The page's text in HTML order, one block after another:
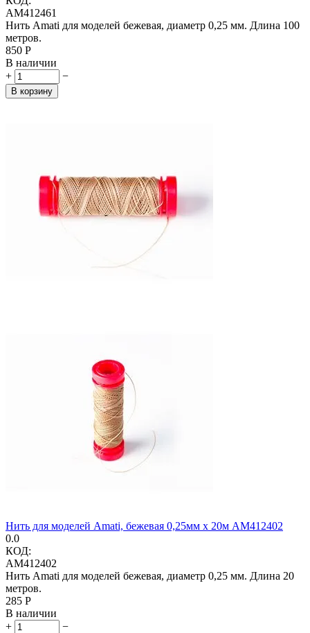
AM412461
Нить Amati для моделей бежевая, диаметр 0,25 мм. Длина 100
метров.
‍850‍ Р
В наличии
+
−
В корзину
Нить для моделей Amati, бежевая 0,25мм х 20м AM412402
0.0
КОД:
AM412402
Нить Amati для моделей бежевая, диаметр 0,25 мм. Длина 20
метров.
‍285‍ Р
В наличии
+
−